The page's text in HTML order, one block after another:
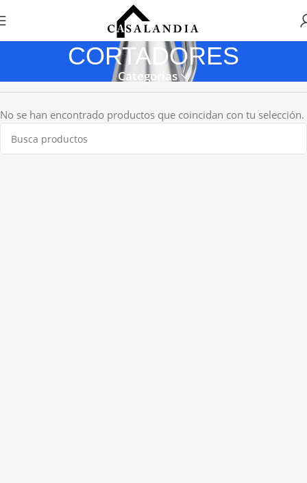
CORTADORES
Categorias
No se han encontrado productos que coincidan con tu selección.